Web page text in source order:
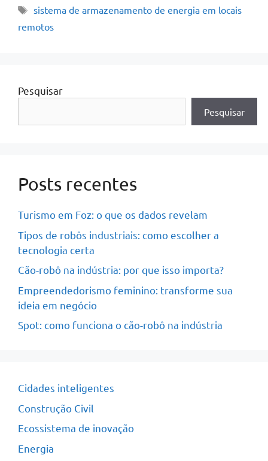
sistema de armazenamento de energia em locais
remotos
Pesquisar
Pesquisar
Posts recentes
Turismo em Foz: o que os dados revelam
Tipos de robôs industriais: como escolher a
tecnologia certa
Cão-robô na indústria: por que isso importa?
Empreendedorismo feminino: transforme sua
ideia em negócio
Spot: como funciona o cão-robô na indústria
Cidades inteligentes
Construção Civil
Ecossistema de inovação
Energia